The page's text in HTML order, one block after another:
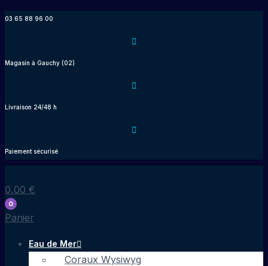
03 65 88 96 00
Magasin à Gauchy (02)
Livraison 24/48 h
Paiement sécurisé
0,00 €
0
Panier
Eau de Mer
Coraux Wysiwyg